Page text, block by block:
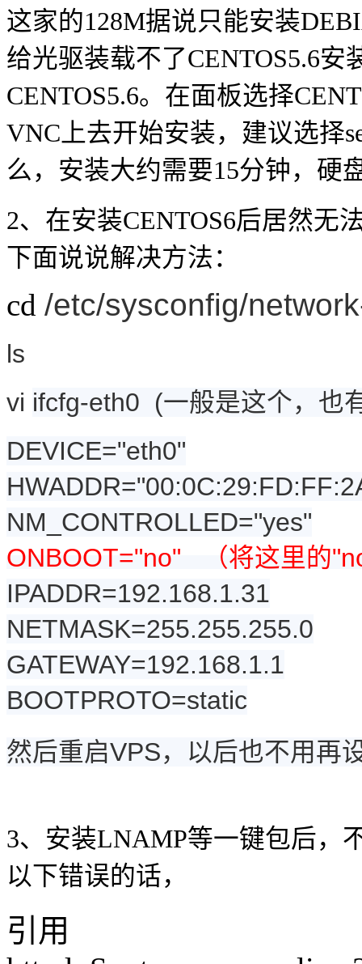
这家的128M据说只能安装
给光驱装载不了CENTOS5.6
CENTOS5.6。在面板选择
VNC上去开始安装，建议选择
么，安装大约需要15分钟，硬
2、在安装CENTOS6后居然无
下面说说解决方法：
cd /etc/sysconfig/
ls
vi ifcfg-eth0 (一般是这个，也
DEVICE="eth0"
NM_CONTROLLED="yes"
ONBOOT="no" （将这里的
IPADDR=192.168.1.31
NETMASK=255.255.255.0
GATEWAY=192.168.1.1
BOOTPROTO=static
然后重启VPS，以后也不用再
3、安装LNAMP等一键包后，
以下错误的话，
引用